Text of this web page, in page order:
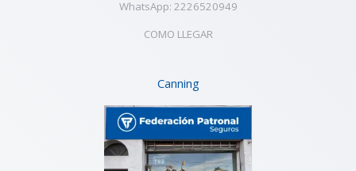
WhatsApp: 2226520949
COMO LLEGAR
Canning